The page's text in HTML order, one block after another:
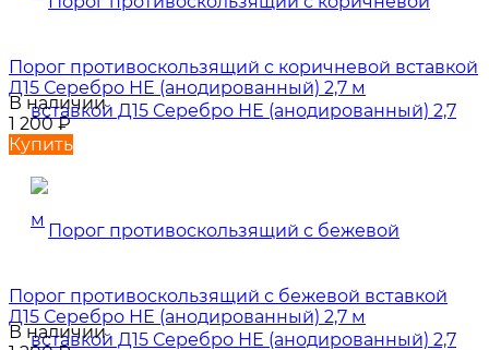
Порог противоскользящий с коричневой вставкой
Д15 Серебро НЕ (анодированный) 2,7 м
В наличии
1 200₽
Купить
Порог противоскользящий с бежевой вставкой
Д15 Серебро НЕ (анодированный) 2,7 м
В наличии